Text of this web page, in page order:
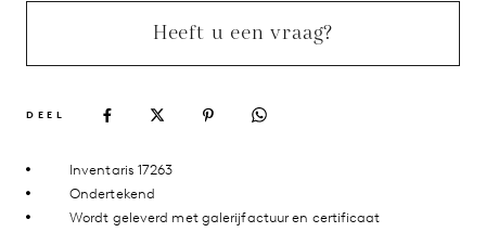
Heeft u een vraag?
DEEL
Inventaris 17263
Ondertekend
Wordt geleverd met galerijfactuur en certificaat